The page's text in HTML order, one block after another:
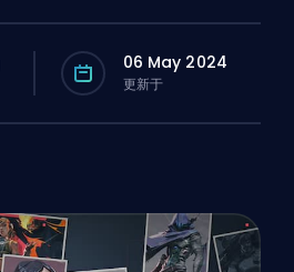
06 May 2024
更新于